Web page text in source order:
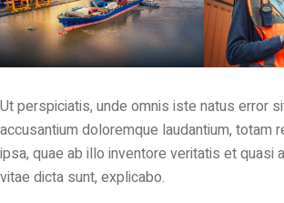
Ut perspiciatis, unde omnis iste natus error
accusantium doloremque laudantium, totam
ipsa, quae ab illo inventore veritatis et quasi
vitae dicta sunt, explicabo.